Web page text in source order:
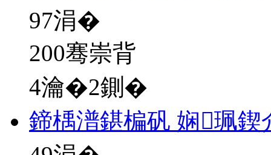
97涓�
200骞崇背
4瀹�2鍘�
鍗楀潽鍖楄矾 娴珮鍥